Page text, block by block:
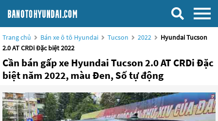
Trang chủ Bán xe ô tô Hyundai Tucson 2022
Hyundai Tucson
2.0 AT CRDi Đặc biệt 2022
Cần bán gấp xe Hyundai Tucson 2.0 AT CRDi Đặc
biệt năm 2022, màu Đen, Số tự động